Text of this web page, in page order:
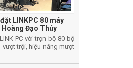
LINKPC 80 máy
Đạo Thúy
PC với trọn bộ 80 bộ
vượt trội, hiệu năng mượt